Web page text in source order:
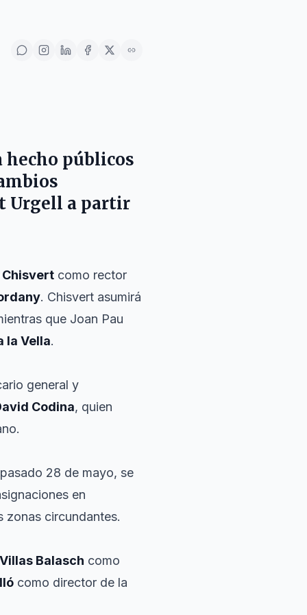
hecho públicos
Urgell a partir
Chisvert como rector
. Chisvert asumirá
que Joan Pau
la Vella.
general y
Codina, quien
28 de mayo, se
en
zonas circundantes.
Balasch como
como director de la